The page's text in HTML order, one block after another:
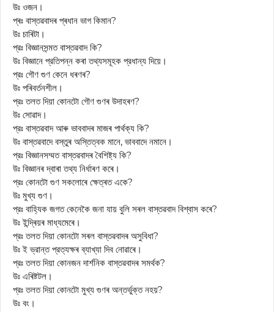
উঃ ওজন।
প্ৰঃ বাস্তৱবাদৰ প্ৰধান ভাগ কিমান?
উঃ চাৰিটা।
প্রঃ বিজ্ঞানসন্মত বাস্তৱবাদ কি?
উঃ বিজ্ঞানে প্রতিপন্ন কৰা তথ্যসমূহক প্রধান্য দিয়ে।
প্রঃ গৌণ গুণ কেনে ধৰণৰ?
উঃ পৰিবৰ্তনশীল।
প্রঃ তলত দিয়া কোনটো গৌণ গুণৰ উদাহৰণ?
উঃ সোৱাদ।
প্রঃ বাস্তৱবাদ আৰু ভাববাদৰ মাজৰ পাৰ্থক্য কি?
উঃ বাস্তৱবাদে বস্তুৰ অস্তিত্বক মানে, ভাববাদে নমানে।
প্রঃ বিজ্ঞানসম্মত বাস্তৱবাদৰ বৈশিষ্ট্য কি?
উঃ বিজ্ঞানৰ দ্বাৰা তথ্য নির্ধাৰণ কৰে।
প্রঃ কোনটো গুণ সকলোৰে ক্ষেত্ৰত একে?
উঃ মুখ্য গুণ।
প্রঃ বাহ্যিক জগত কেনেকৈ জনা যায় বুলি সৰল বাস্তৱবাদ বিশ্বাস কৰে?
উঃ ইন্দ্ৰিয়ৰ মাধ্যমেৰে।
প্রঃ তলত দিয়া কোনটো সৰল বাস্তৱবাদৰ অসুবিধা?
উঃ ই ভ্রান্ত প্রত্যক্ষৰ ব্যাখ্যা দিব নোৱাৰে।
প্রঃ তলত দিয়া কোনজন দার্শনিক বাস্তৱবাদৰ সমর্থক?
উঃ এৰিষ্টটল।
প্রঃ তলত দিয়া কোনটো মুখ্য গুণৰ অন্তর্ভুক্ত নহয়?
উঃ বং।